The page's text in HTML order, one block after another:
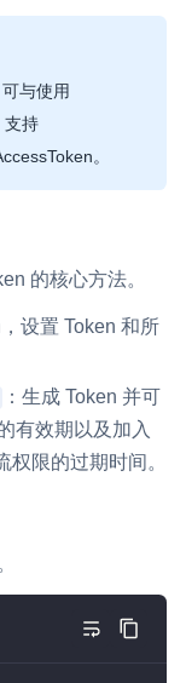
的 Token。
AgoraIO /
器：
。
与使用
支持
。
的核心方法。
，设置 Token 和所
：生成 Token 并可
有效期以及加入
限的过期时间。